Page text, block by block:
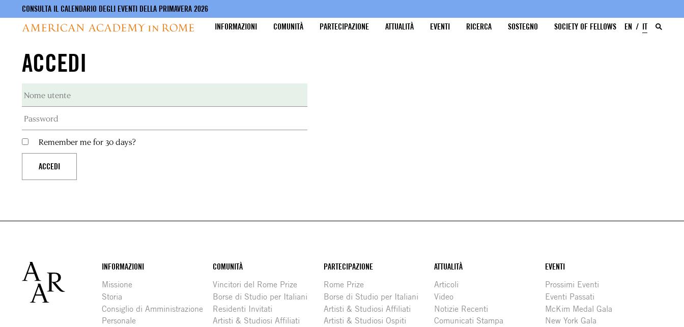
contenuto
principale
CONSULTA IL CALENDARIO DEGLI EVENTI DELLA PRIMAVERA 2026
INFORMAZIONI
COMUNITÀ PARTECIPAZIONE ATTUALITÀ EVENTI RICERCA SOSTEGNO SOCIETY OF FELLOWS EN IT
ACCEDI
Remember me for 30 days?
Footer
INFORMAZIONI
Missione
Storia
Consiglio di Amministrazione
Personale
COMUNITÀ
Vincitori del Rome Prize
Borse di Studio per Italiani
Residenti Invitati
Artisti & Studiosi Affiliati
PARTECIPAZIONE
Rome Prize
Borse di Studio per Italiani
Artisti & Studiosi Affiliati
Artisti & Studiosi Ospiti
ATTUALITÀ
Articoli
Video
Notizie Recenti
Comunicati Stampa
EVENTI
Prossimi Eventi
Eventi Passati
McKim Medal Gala
New York Gala